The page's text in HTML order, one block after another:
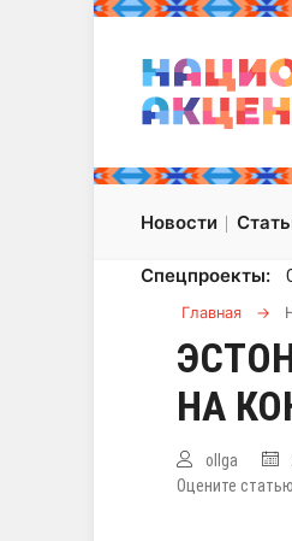
Новости
Спецпроекты:
Главная →
НА
ollga
Оцените статью